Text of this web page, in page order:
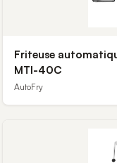
Friteuse
MTI-40C
AutoFry